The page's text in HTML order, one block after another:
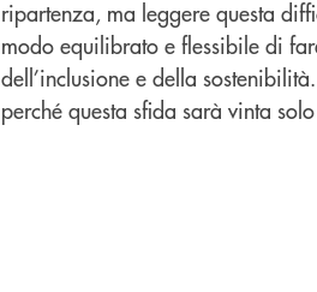
ripartenza, ma leggere questa
modo equilibrato e flessibile di
dell’inclusione e della
perché questa sfida sarà vinta